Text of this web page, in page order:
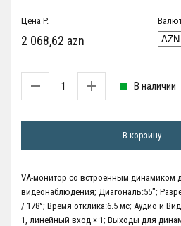
Цена P.
2 068,62 azn
В наличии
В корзину
VA-монитор со встроенным динамиком
видеонаблюдения; Диагональ:55";
/ 178°; Время отклика:6.5 мс; Аудио и
1, линейный вход × 1; Выходы для